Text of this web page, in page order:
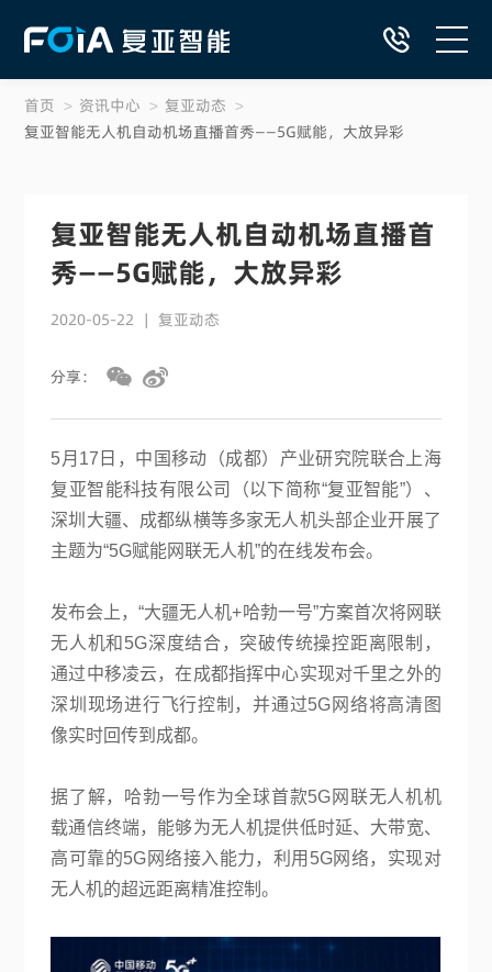
首页
DaaS低空智网服务
行业解决方案
低空应用典型案例
关于复亚
首页 > 资讯中心 > 复亚动态 >
复亚智能无人机自动机场直播首秀——5G赋能，大放异彩
复亚智能无人机自动机场直播首
秀——5G赋能，大放异彩
2020-05-22 | 复亚动态
分享：
5月17日，中国移动（成都）产业研究院联合上海
复亚智能科技有限公司（以下简称“复亚智能”）、
深圳大疆、成都纵横等多家无人机头部企业开展了
主题为“5G赋能网联无人机”的在线发布会。
发布会上，“大疆无人机+哈勃一号”方案首次将网联
无人机和5G深度结合，突破传统操控距离限制，
通过中移凌云，在成都指挥中心实现对千里之外的
深圳现场进行飞行控制，并通过5G网络将高清图
像实时回传到成都。
据了解，哈勃一号作为全球首款5G网联无人机机
载通信终端，能够为无人机提供低时延、大带宽、
高可靠的5G网络接入能力，利用5G网络，实现对
无人机的超远距离精准控制。